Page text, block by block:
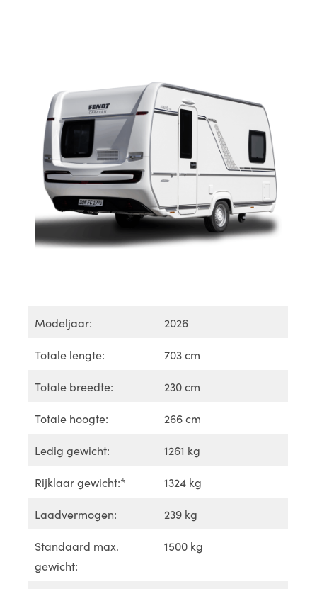
Modeljaar: 2026
Totale lengte: 703 cm
Totale breedte: 230 cm
Totale hoogte: 266 cm
Ledig gewicht: 1261 kg
Rijklaar gewicht:* 1324 kg
Laadvermogen: 239 kg
Standaard max.
gewicht:
1500 kg